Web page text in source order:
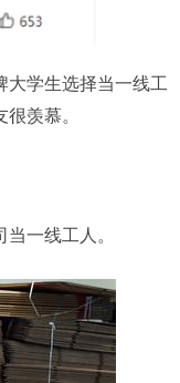
大学生选择当一线工
羡慕。
一线工人。